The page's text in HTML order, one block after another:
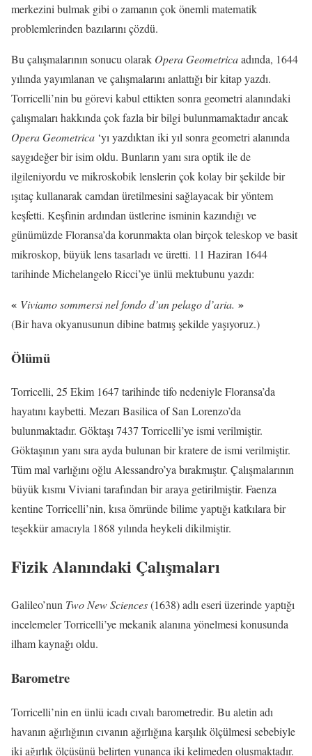
merkezini bulmak gibi o zamanın çok önemli matematik
problemlerinden bazılarını çözdü.
Bu çalışmalarının sonucu olarak Opera Geometricaadında, 1644
yılında yayımlanan ve çalışmalarını anlattığı bir kitap yazdı.
Torricelli’nin bu görevi kabul ettikten sonra geometri alanındaki
çalışmaları hakkında çok fazla bir bilgi bulunmamaktadır ancak
Opera Geometrica ‘yı yazdıktan iki yıl sonra geometri alanında
saygıdeğer bir isim oldu. Bunların yanı sıra optik ile de
ilgileniyordu ve mikroskobik lenslerin çok kolay bir şekilde bir
ışıtaç kullanarak camdan üretilmesini sağlayacak bir yöntem
keşfetti. Keşfinin ardından üstlerine isminin kazındığı ve
günümüzde Floransa’da korunmakta olan birçok teleskop ve basit
mikroskop, büyük lens tasarladı ve üretti. 11 Haziran 1644
tarihinde Michelangelo Ricci’ye ünlü mektubunu yazdı:
« Viviamo sommersi nel fondo d’un pelago d’aria. »
(Bir hava okyanusunun dibine batmış şekilde yaşıyoruz.)
Ölümü
Torricelli, 25 Ekim 1647 tarihinde tifo nedeniyle Floransa’da
hayatını kaybetti. Mezarı Basilica of San Lorenzo’da
bulunmaktadır. Göktaşı 7437 Torricelli’ye ismi verilmiştir.
Göktaşının yanı sıra ayda bulunan bir kratere de ismi verilmiştir.
Tüm mal varlığını oğlu Alessandro’ya bırakmıştır. Çalışmalarının
büyük kısmı Viviani tarafından bir araya getirilmiştir. Faenza
kentine Torricelli’nin, kısa ömründe bilime yaptığı katkılara bir
teşekkür amacıyla 1868 yılında heykeli dikilmiştir.
Fizik Alanındaki Çalışmaları
Galileo’nun Two New Sciences(1638) adlı eseri üzerinde yaptığı
incelemeler Torricelli’ye mekanik alanına yönelmesi konusunda
ilham kaynağı oldu.
Barometre
Torricelli’nin en ünlü icadı cıvalı barometredir. Bu aletin adı
havanın ağırlığının cıvanın ağırlığına karşılık ölçülmesi sebebiyle
iki ağırlık ölçüsünü belirten yunanca iki kelimeden oluşmaktadır.